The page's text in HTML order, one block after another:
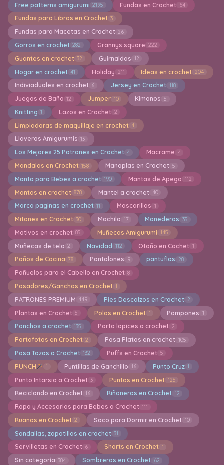
Free patterns amigurumi 2195 Fundas en Crochet 64
Fundas para Libros en Crochet 3
Fundas para Macetas en Crochet 26
Gorros en crochet 282 Grannys square 222
Guantes en crochet 32 Guirnaldas 12
Hogar en crochet 41 Holiday 211 Ideas en crochet 204
Indiviaduales en crochet 6 Jersey en Crochet 118
Juegos de Baño 12 Jumper 10 Kimonos 5
Knitting 1 Lazos en Crochet 2
Limpiadoras de maquillaje en crochet 4
Llaveros Amigurumis 13
Los Mejores 25 Patrones en Crochet 4 Macrame 4
Mandalas en Crochet 158 Manoplas en Crochet 5
Manta para Bebes a crochet 190 Mantas de Apego 112
Mantas en crochet 878 Mantel a crochet 40
Marca paginas en crochet 11 Mascarillas 1
Mitones en Crochet 30 Mochila 17 Monederos 35
Motivos en crochet 85 Muñecas Amigurumi 145
Muñecas de tela 2 Navidad 112 Otoño en Cochet 1
Paños de Cocina 78 Pantalones 9 pantuflas 28
Pañuelos para el Cabello en Crochet 8
Pasadores/Ganchos en Crochet 1
PATRONES PREMIUM 449 Pies Descalzos en Crochet 2
Plantas en Crochet 5 Polos en Crochet 1 Pompones 1
Ponchos a crochet 135 Porta lapices a crochet 2
Portafotos en Crochet 2 Posa Platos en crochet 105
Posa Tazas a Crochet 132 Puffs en Crochet 5
PUNCH 1 Puntillas de Ganchillo 16 Punto Cruz 1
Punto Intarsia a Crochet 3 Puntos en Crochet 125
Reciclando en Crochet 16 Riñoneras en Crochet 12
Ropa y Accesorios para Bebes a Crochet 111
Ruanas en Crochet 2 Saco para Dormir en Crochet 10
Sandalias, zapatillas en crochet 31
Servilletas en Crochet 6 Shorts en Crochet 1
Sin categoría 384 Sombreros en Crochet 62